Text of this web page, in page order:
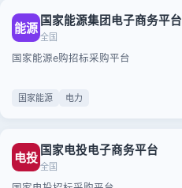
能源 国家能源集团电子商务平台
全国
国家能源e购招标采购平台
国家能源 电力
电投 国家电投电子商务平台
全国